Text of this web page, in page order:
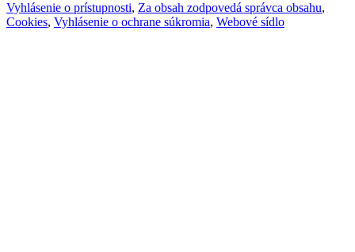
Vyhlásenie o prístupnosti, Za obsah zodpovedá správca obsahu,
Cookies, Vyhlásenie o ochrane súkromia, Webové sídlo